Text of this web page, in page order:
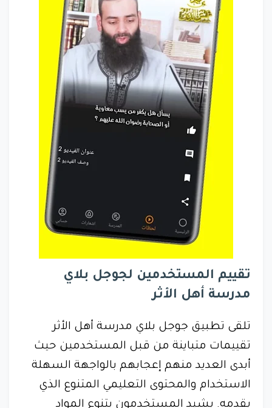
تقييم المستخدمين لجوجل بلاي
مدرسة أهل الأثر
تلقى تطبيق جوجل بلاي مدرسة أهل الأثر
تقييمات متباينة من قبل المستخدمين حيث
أبدى العديد منهم إعجابهم بالواجهة السهلة
الاستخدام والمحتوى التعليمي المتنوع الذي
يقدمه. يشيد المستخدمون بتنوع المواد